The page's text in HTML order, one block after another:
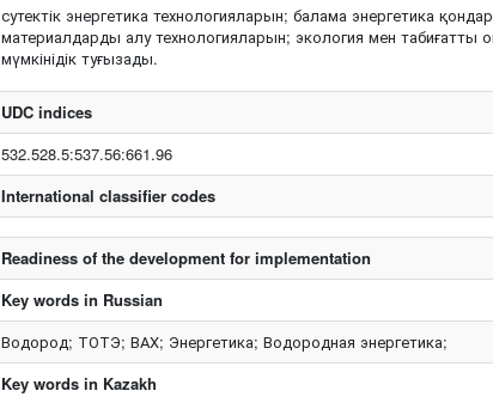
сутектік энергетика технологияларын; балама энергетика
материалдарды алу технологияларын; экология мен табиғатты
мүмкінідік туғызады.
UDC indices
532.528.5:537.56:661.96
International classifier codes
Readiness of the development for implementation
Key words in Russian
Водород; ТОТЭ; ВАХ; Энергетика; Водородная энергетика;
Key words in Kazakh